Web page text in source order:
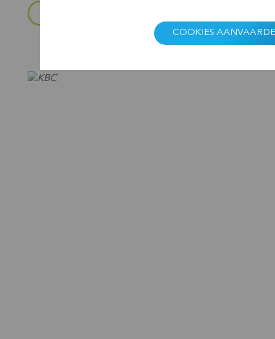
COOKIES